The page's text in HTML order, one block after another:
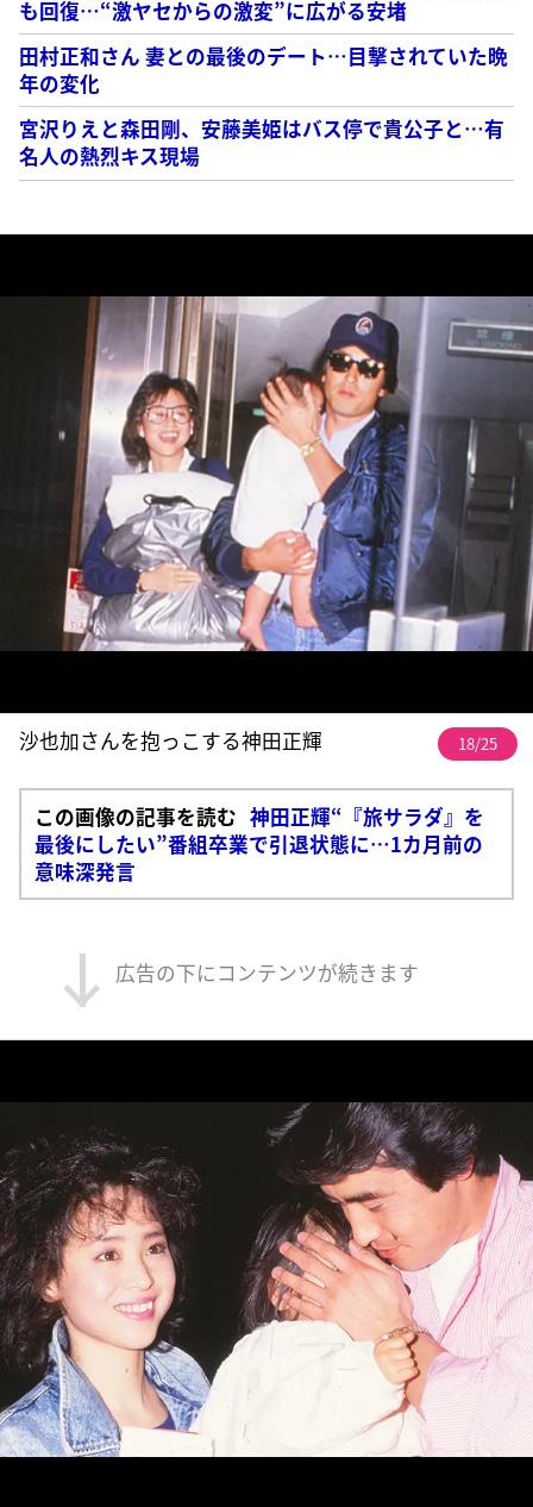
も回復…“激ヤセからの激変”に広がる安堵
田村正和さん 妻との最後のデート…目撃されていた晩
年の変化
宮沢りえと森田剛、安藤美姫はバス停で貴公子と…有
名人の熱烈キス現場
沙也加さんを抱っこする神田正輝 18/25
この画像の記事を読む 神田正輝“『旅サラダ』を
最後にしたい”番組卒業で引退状態に…1カ月前の
意味深発言
広告の下にコンテンツが続きます